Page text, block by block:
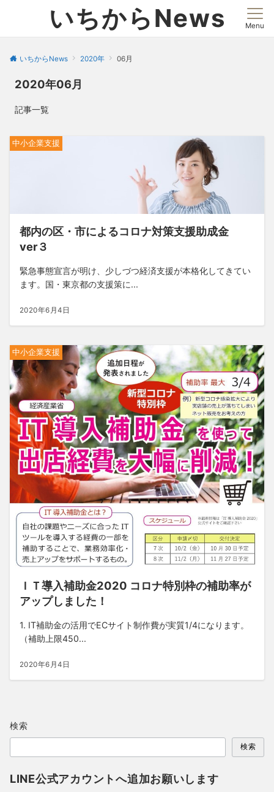
いちからNews Menu
いちからNews 2020年 06月
2020年06月
記事一覧
中小企業支援
都内の区・市によるコロナ対策支援助成金
ver３
緊急事態宣言が明け、少しづつ経済支援が本格化してきてい
ます。国・東京都の支援策に...
2020年6月4日
中小企業支援
ＩＴ導入補助金2020 コロナ特別枠の補助率が
アップしました！
1. IT補助金の活用でECサイト制作費が実質1/4になります。
（補助上限450...
2020年6月4日
検索
検索
LINE公式アカウントへ追加お願いします